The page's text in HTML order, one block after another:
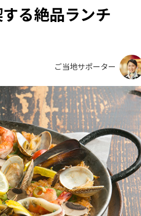
る絶品ランチ
ご当地サポーター